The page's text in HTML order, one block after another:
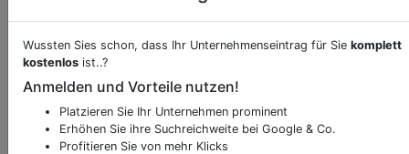
Beschreibung & Services von Supermarkt
Sie möchten eine Beschreibung, Dienstleistung
oder andere relevante Informationen hinzufügen?
Klicken Sie bittehierum uns zu kontaktieren.
Wussten Sies schon, dass Ihr Unternehmenseintrag für Sie komplett
kostenlos ist..?
Anmelden und Vorteile nutzen!
Platzieren Sie Ihr Unternehmen prominent
Erhöhen Sie ihre Suchreichweite bei Google & Co.
Profitieren Sie von mehr Klicks